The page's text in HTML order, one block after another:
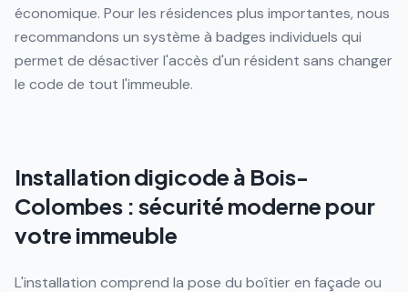
économique. Pour les résidences plus importantes, nous
recommandons un système à badges individuels qui
permet de désactiver l'accès d'un résident sans changer
le code de tout l'immeuble.
Installation digicode à Bois-
Colombes : sécurité moderne pour
votre immeuble
L'installation comprend la pose du boîtier en façade ou